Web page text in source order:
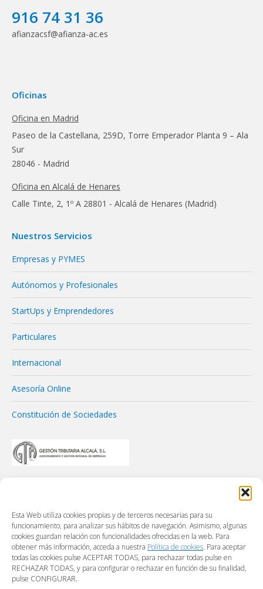
Esta Web utiliza cookies propias y de terceros necesarias para su
funcionamiento, para analizar sus hábitos de navegación. Asimismo, algunas
cookies guardan relación con funcionalidades ofrecidas en la web. Para
obtener más información, acceda a nuestra Política de cookies. Para aceptar
todas las cookies pulse ACEPTAR TODAS, para rechazar todas pulse en
RECHAZAR TODAS, y para configurar o rechazar en función de su finalidad,
pulse CONFIGURAR.
916 74 31 36
afianzacsf@afianza-ac.es
Oficinas
Oficina en Madrid
Paseo de la Castellana, 259D, Torre Emperador Planta 9 – Ala
Sur
28046 - Madrid
Oficina en Alcalá de Henares
Calle Tinte, 2, 1º A 28801 - Alcalá de Henares (Madrid)
Nuestros Servicios
Empresas y PYMES
Autónomos y Profesionales
StartUps y Emprendedores
Particulares
Internacional
Asesoría Online
Constitución de Sociedades